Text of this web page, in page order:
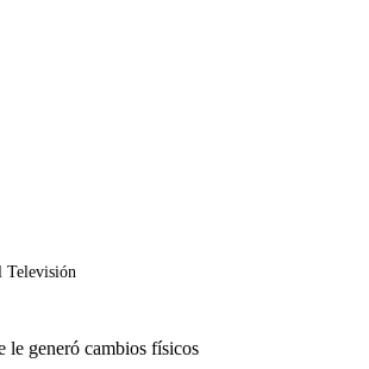
Televisión
le generó cambios físicos